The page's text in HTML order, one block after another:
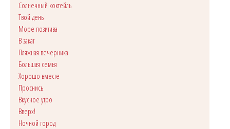
Солнечный коктейль
Твой день
Море позитива
В закат
Пляжная вечерника
Большая семья
Хорошо вместе
Проснись
Вкусное утро
Вверх!
Ночной город